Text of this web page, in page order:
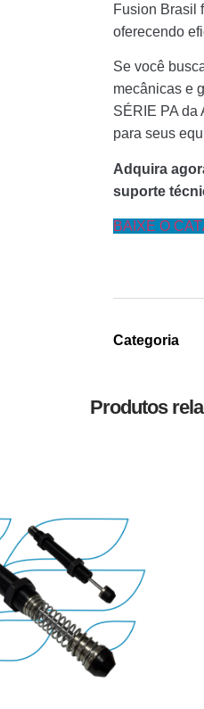
Fusion Brasil
oferecendo
Se você
mecânicas e
SÉRIE PA da
para seus
Adquira
suporte
BAIXE O
Categoria
Produtos